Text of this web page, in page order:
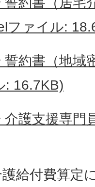
ファイル:
誓約書（地域
: 16.7KB)
介護支援専門
給付費算定